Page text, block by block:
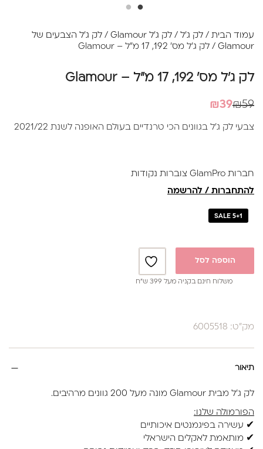
עמוד הבית / לק ג'ל / לק ג'ל Glamour / לק ג'ל הצבעים של
Glamour / לק ג'ל מס' 192, 17 מ"ל – Glamour
לק ג'ל מס' 192, 17 מ"ל – Glamour
₪59
המחיר₪39
המחיר
צבעי לק ג'ל בגוונים הכי טרנדיים בעולם האופנה לשנת 2021/22
חברות GlamPro צוברות נקודות
להתחברות / להרשמה
SALE 5+1
הוספה לסל
משלוח חינם בקניה מעל 399 ש”ח
מק"ט: 6005518
תיאור
לק ג'ל מבית Glamour מונה מעל 200 גוונים מרהיבים.
הפורמולה שלנו:
✔ עשירה בפיגמנטים איכותיים
✔ מותאמת לאקלים הישראלי